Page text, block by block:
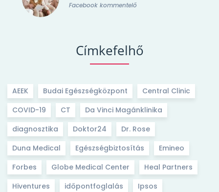
Facebook kommentelő
Címkefelhő
AEEK Budai Egészségközpont
Central Clinic
COVID-19
CT
Da Vinci Magánklinika
diagnosztika
Doktor24
Dr. Rose
Duna Medical
Egészségbiztosítás
Emineo
Forbes
Globe Medical Center
Heal Partners
Hiventures
időpontfoglalás
Ipsos